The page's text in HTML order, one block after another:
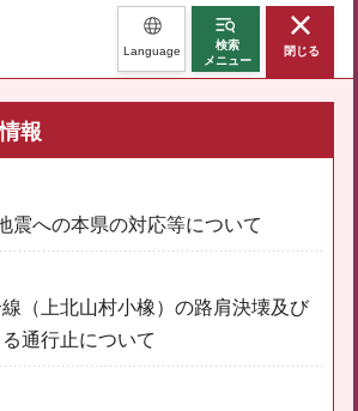
Language
検索
メニュー
閉じる
報
震への本県の対応等について
（上北山村小橡）の路肩決壊及び
通行止について